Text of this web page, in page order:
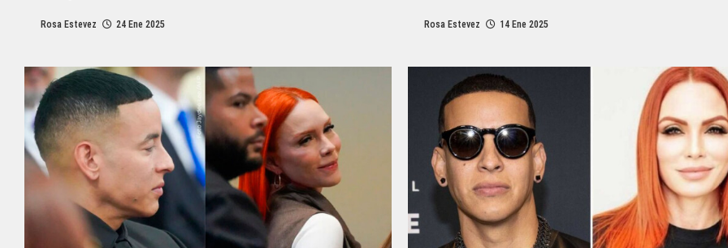
Rosa Estevez 24 Ene 2025 Rosa Estevez 14 Ene 2025